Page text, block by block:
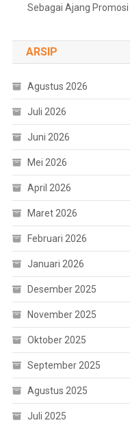
Sebagai Ajang Promosi
ARSIP
Agustus 2026
Juli 2026
Juni 2026
Mei 2026
April 2026
Maret 2026
Februari 2026
Januari 2026
Desember 2025
November 2025
Oktober 2025
September 2025
Agustus 2025
Juli 2025